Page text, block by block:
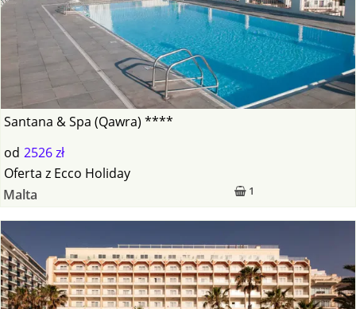
Santana & Spa (Qawra) ****
od 2526 zł
1
Oferta z Ecco Holiday
Malta